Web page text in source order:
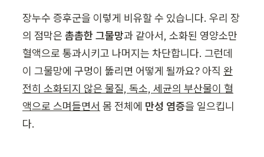
장누수 증후군을 이렇게 비유할 수 있습니다. 우리 장
의 점막은 촘촘한 그물망과 같아서, 소화된 영양소만
혈액으로 통과시키고 나머지는 차단합니다. 그런데
이 그물망에 구멍이 뚫리면 어떻게 될까요? 아직 완
전히 소화되지 않은 물질, 독소, 세균의 부산물이 혈
액으로 스며들면서 몸 전체에 만성 염증을 일으킵니
다.